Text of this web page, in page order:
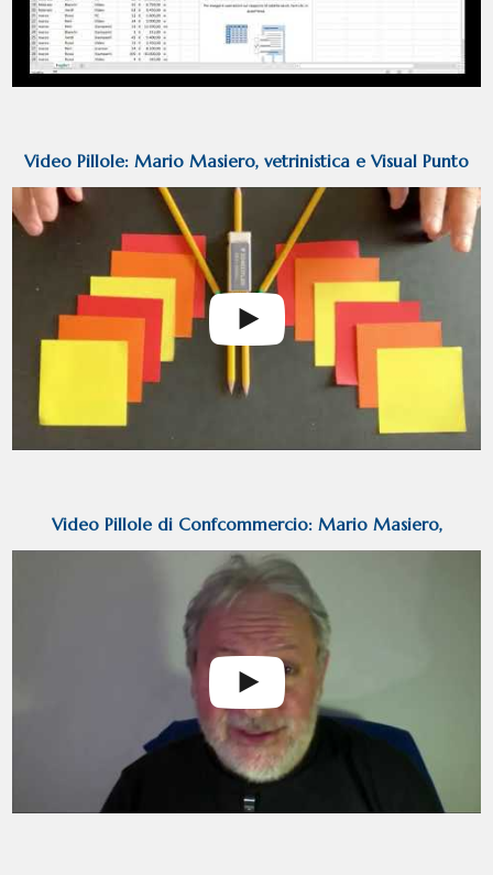
Video Pillole: Mario Masiero, vetrinistica e Visual Punto
focale ed equilibrio nelle composizioni
Video Pillole di Confcommercio: Mario Masiero,
vetrinistica e Visual Presentazione